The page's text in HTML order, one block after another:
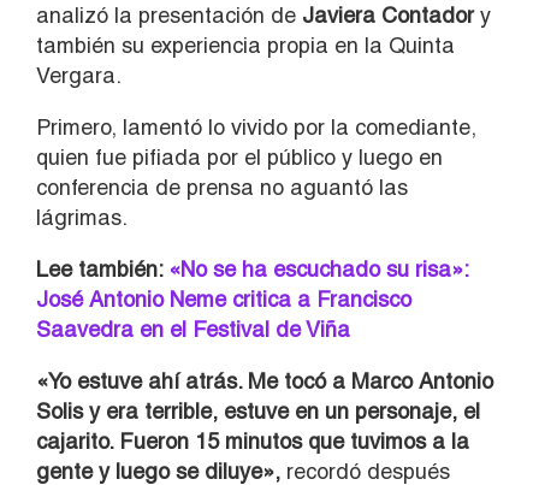
analizó la presentación de Javiera Contadory
también su experiencia propia en la Quinta
Vergara.
Primero, lamentó lo vivido por la comediante,
quien fue pifiada por el público y luego en
conferencia de prensa no aguantó las
lágrimas.
Lee también: «No se ha escuchado su risa»:
José Antonio Neme critica a Francisco
Saavedra en el Festival de Viña
«Yo estuve ahí atrás. Me tocó a Marco Antonio
Solis y era terrible, estuve en un personaje, el
cajarito. Fueron 15 minutos que tuvimos a la
gente y luego se diluye», recordó después